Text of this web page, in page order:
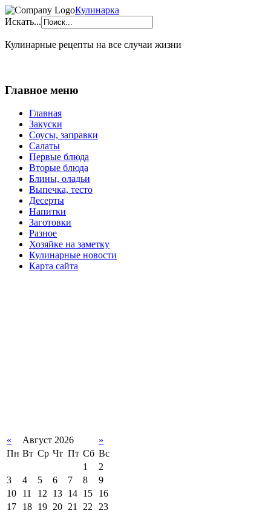
Кулинарка
Искать...
Кулинарные рецепты на все случаи жизни
Главное меню
Главная
Закуски
Соусы, заправки
Салаты
Первые блюда
Вторые блюда
Блины, оладьи
Выпечка, тесто
Десерты
Напитки
Заготовки
Разное
Хозяйке на заметку
Кулинарные новости
Карта сайта
« Август 2026
»
Пн Вт Ср Чт Пт Сб Вс
1
2
3
4 5 6 7 8
9
10
11 12 13 14 15
16
17
18 19 20 21 22 23